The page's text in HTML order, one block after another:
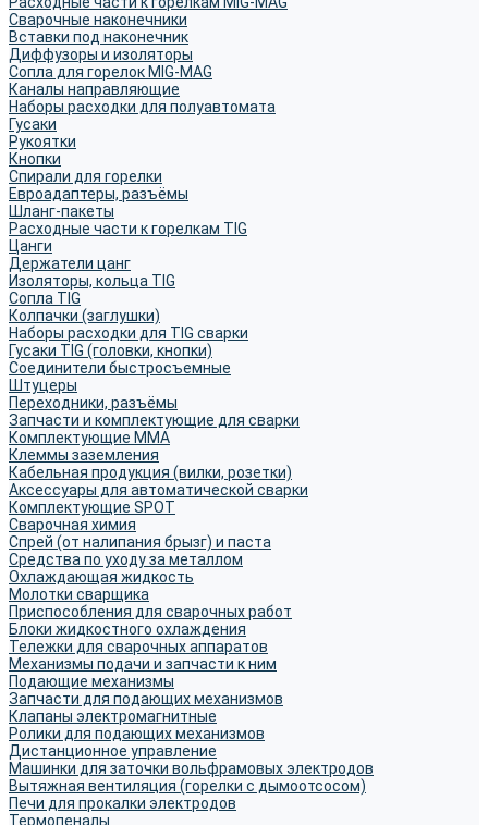
Сварочные наконечники
Вставки под наконечник
Диффузоры и изоляторы
Сопла для горелок MIG-MAG
Каналы направляющие
Наборы расходки для полуавтомата
Гусаки
Рукоятки
Кнопки
Спирали для горелки
Евроадаптеры, разъёмы
Шланг-пакеты
Расходные части к горелкам TIG
Цанги
Держатели цанг
Изоляторы, кольца TIG
Сопла TIG
Колпачки (заглушки)
Наборы расходки для TIG сварки
Гусаки TIG (головки, кнопки)
Соединители быстросъемные
Штуцеры
Переходники, разъёмы
Запчасти и комплектующие для сварки
Комплектующие ММА
Клеммы заземления
Кабельная продукция (вилки, розетки)
Аксессуары для автоматической сварки
Комплектующие SPOT
Сварочная химия
Спрей (от налипания брызг) и паста
Средства по уходу за металлом
Охлаждающая жидкость
Молотки сварщика
Приспособления для сварочных работ
Блоки жидкостного охлаждения
Тележки для сварочных аппаратов
Механизмы подачи и запчасти к ним
Подающие механизмы
Запчасти для подающих механизмов
Клапаны электромагнитные
Ролики для подающих механизмов
Дистанционное управление
Машинки для заточки вольфрамовых электродов
Вытяжная вентиляция (горелки с дымоотсосом)
Печи для прокалки электродов
Термопеналы